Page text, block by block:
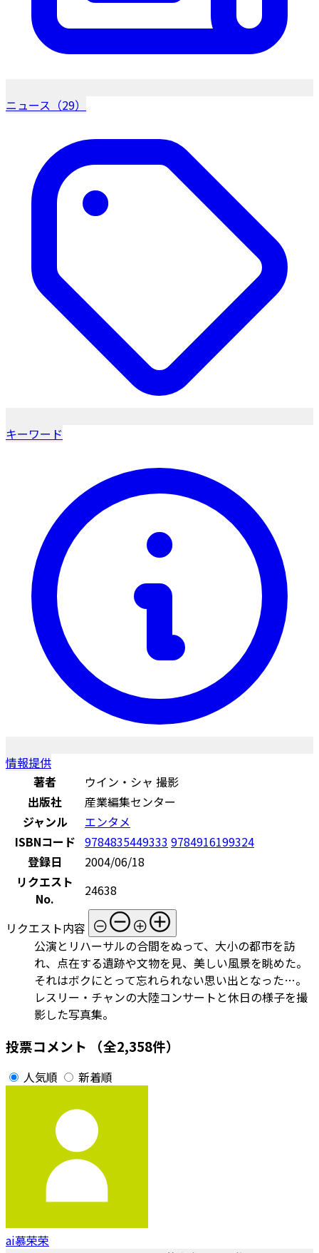
ニュース（29）
キーワード
情報提供
著者
ウイン・シャ 撮影
出版社
産業編集センター
ジャンル
エンタメ
ISBNコード 9784835449333 9784916199324
登録日
2004/06/18
リクエスト
No.
24638
リクエスト内容
公演とリハーサルの合間をぬって、大小の都市を訪
れ、点在する遺跡や文物を見、美しい風景を眺めた。
それはボクにとって忘れられない思い出となった…。
レスリー・チャンの大陸コンサートと休日の様子を撮
影した写真集。
投票コメント （全2,358件）
人気順 新着順
ai慕荣荣